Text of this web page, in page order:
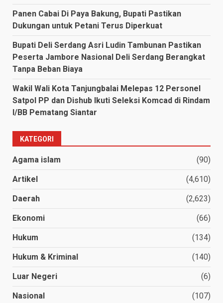
Panen Cabai Di Paya Bakung, Bupati Pastikan
Dukungan untuk Petani Terus Diperkuat
Bupati Deli Serdang Asri Ludin Tambunan Pastikan
Peserta Jambore Nasional Deli Serdang Berangkat
Tanpa Beban Biaya
Wakil Wali Kota Tanjungbalai Melepas 12 Personel
Satpol PP dan Dishub Ikuti Seleksi Komcad di Rindam
I/BB Pematang Siantar
KATEGORI
Agama islam (90)
Artikel (4,610)
Daerah (2,623)
Ekonomi (66)
Hukum (134)
Hukum & Kriminal (140)
Luar Negeri (6)
Nasional (107)